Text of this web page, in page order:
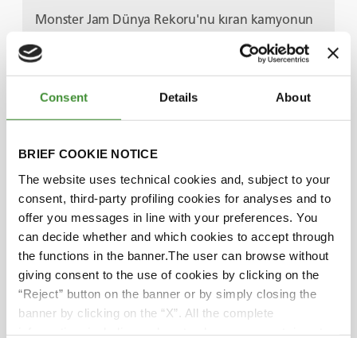
Consent Details About
BRIEF COOKIE NOTICE
The website uses technical cookies and, subject to your
consent, third-party profiling cookies for analyses and to
offer you messages in line with your preferences. You
can decide whether and which cookies to accept through
the functions in the banner.The user can browse without
giving consent to the use of cookies by clicking on the
“Reject” button on the banner or by simply closing the
banner by clicking on the “X”. All the complete
Monster Jam Dünya Rekoru'nu kıran kamyonun
katılın.
Tek bir sıçrayışta En Çok Zıplayan Monster Jam
Kamyonu olma dünya rekorunu kırarak tarih
kamyonun dikey ve boylamasına hızlanmasının
aşırı stresine dayanması gereken Megalodon
lastiklerinin dayanıklılığına ve çekişine nasıl bağlı
olduğunu paylaşıyor.
Ayrıca, BKT Avrupa Dijital Pazarlama Müdürü
Jennifer Rauch ve BKT Kıdemli Başkanı ve
Teknoloji Direktörü Dilip Vaidya ile BKT'nin
lastiklerinin nasıl çalıştığı konusundaki teknik
uzmanlıklarını paylaşan Adam Anderson ile bir
araya geldik.